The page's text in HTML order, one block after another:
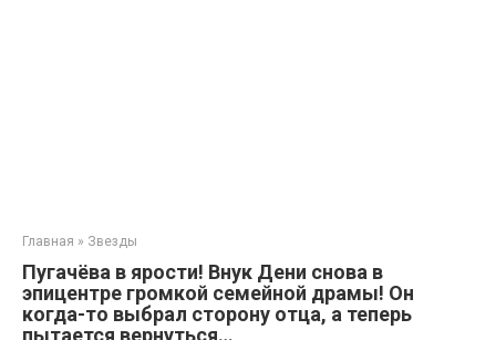
Главная » Звезды
Пугачёва в ярости! Внук Дени снова в
эпицентре громкой семейной драмы! Он
когда-то выбрал сторону отца, а теперь
пытается вернуться…